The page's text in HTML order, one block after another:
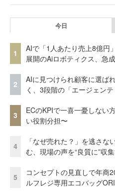
今日
1
AIで「1人あたり売上8億円
展開のAiロボティクス、急
2
AIに見つけられ顧客に選ば
く、3段階の「エージェン
3
ECのKPIで一喜一憂しない
い役割分担〜
4
「なぜ売れた？」を逃さ
む、現場の声を“良質に”収
5
コンセプトの見直しで年
ルフレジ専用エコバッグ